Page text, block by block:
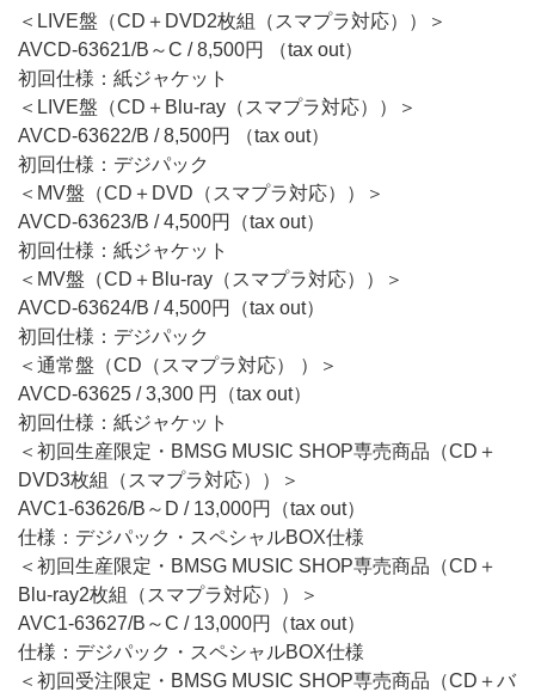
＜LIVE盤（CD＋DVD2枚組（スマプラ対応））＞
AVCD-63621/B～C / 8,500円 （tax out）
初回仕様：紙ジャケット
＜LIVE盤（CD＋Blu-ray（スマプラ対応））＞
AVCD-63622/B / 8,500円 （tax out）
初回仕様：デジパック
＜MV盤（CD＋DVD（スマプラ対応））＞
AVCD-63623/B / 4,500円（tax out）
初回仕様：紙ジャケット
＜MV盤（CD＋Blu-ray（スマプラ対応））＞
AVCD-63624/B / 4,500円（tax out）
初回仕様：デジパック
＜通常盤（CD（スマプラ対応） ）＞
AVCD-63625 / 3,300 円（tax out）
初回仕様：紙ジャケット
＜初回生産限定・BMSG MUSIC SHOP専売商品（CD＋
DVD3枚組（スマプラ対応））＞
AVC1-63626/B～D / 13,000円（tax out）
仕様：デジパック・スペシャルBOX仕様
＜初回生産限定・BMSG MUSIC SHOP専売商品（CD＋
Blu-ray2枚組（スマプラ対応））＞
AVC1-63627/B～C / 13,000円（tax out）
仕様：デジパック・スペシャルBOX仕様
＜初回受注限定・BMSG MUSIC SHOP専売商品（CD＋バ